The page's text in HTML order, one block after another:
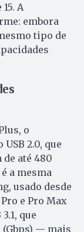
A
embora
tipo de
o
2.0, que
até 480
a mesma
usado desde
e Pro Max
que
(Gbps) — mais